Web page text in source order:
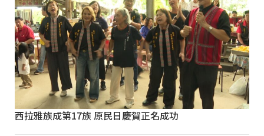
西拉雅族成第17族 原民日慶賀正名成功